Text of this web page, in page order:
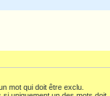
mot qui doit être exclu.